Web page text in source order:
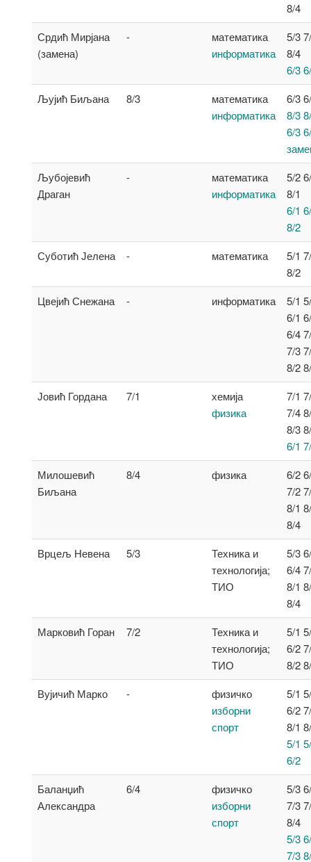
8/4
Срдић Мирјана
(замена)
-
математика
информатика
5/3
8/4
6/3
Љујић Биљана
8/3
математика
информатика
6/3
8/3
6/3
Љубојевић
Драган
-
математика
информатика
5/2
8/1
6/1
8/2
Суботић Јелена
- математика
5/1
8/2
Цвејић Снежана
- информатика
5/1
6/1
6/4
7/3
8/2
Јовић Гордана
7/1
хемија
физика
7/1
7/4
8/3
6/1
Милошевић
Биљана
8/4 физика
6/2
7/2
8/1
8/4
Врцељ Невена
5/3
Техника и
технологија;
ТИО
5/3
6/4
8/1
8/4
Марковић Горан
7/2
Техника и
технологија;
ТИО
5/1
6/2
8/2
Вујичић Марко
-
физичко
изборни
спорт
5/1
6/2
8/1
5/1
6/2
Баланџић
Александра
6/4
физичко
изборни
спорт
5/3
7/3
8/4
5/3
7/3